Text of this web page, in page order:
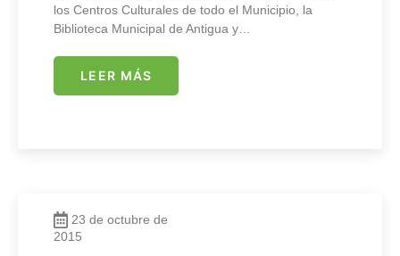
los Centros Culturales de todo el Municipio, la
Biblioteca Municipal de Antigua y…
LEER MÁS
23 de octubre de
2015